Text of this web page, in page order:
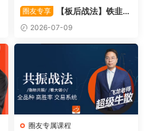
圈友专享
【板后战法】铁韭菜
板后强势战法
2026-07-09
圈友专属课程